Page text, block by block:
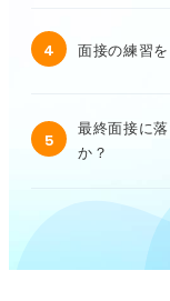
4 面接の練習
5
最終面接に
か？